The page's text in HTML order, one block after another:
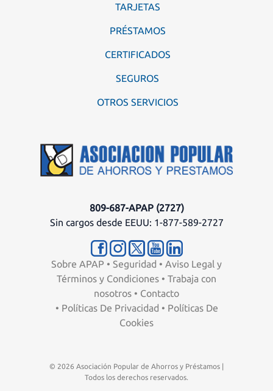
TARJETAS
PRÉSTAMOS
CERTIFICADOS
SEGUROS
OTROS SERVICIOS
809-687-APAP (2727)
Sin cargos desde EEUU: 1-877-589-2727
Sobre APAP • Seguridad • Aviso Legal y
Términos y Condiciones • Trabaja con
nosotros • Contacto
• Políticas De Privacidad • Políticas De
Cookies
© 2026 Asociación Popular de Ahorros y Préstamos |
Todos los derechos reservados.